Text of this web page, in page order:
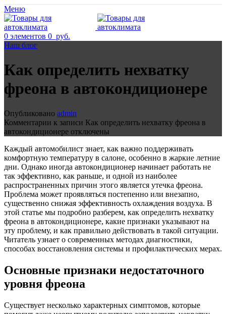
Меню
0 элементов 0 руб.
Наш блог
Как определить нехватку
фреона в автокондиционере
Опубликовано admin
Комментарии к записи Как определить нехватку фреона в
автокондиционере отключены
Каждый автомобилист знает, как важно поддерживать
комфортную температуру в салоне, особенно в жаркие летние
дни. Однако иногда автокондиционер начинает работать не
так эффективно, как раньше, и одной из наиболее
распространенных причин этого является утечка фреона.
Проблема может проявляться постепенно или внезапно,
существенно снижая эффективность охлаждения воздуха. В
этой статье мы подробно разберем, как определить нехватку
фреона в автокондиционере, какие признаки указывают на
эту проблему, и как правильно действовать в такой ситуации.
Читатель узнает о современных методах диагностики,
способах восстановления системы и профилактических мерах.
Основные признаки недостаточного
уровня фреона
Существует несколько характерных симптомов, которые